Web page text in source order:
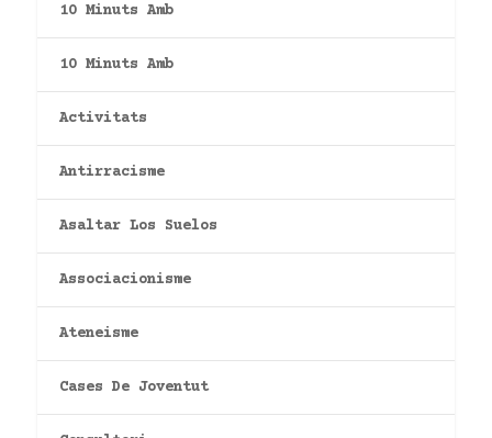
10 Minuts Amb
10 Minuts Amb
Activitats
Antirracisme
Asaltar Los Suelos
Associacionisme
Ateneisme
Cases De Joventut